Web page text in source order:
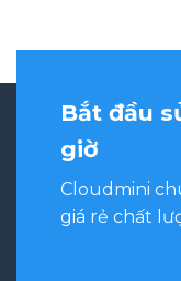
Bắt đầu
giờ
Cloudmini
giá rẻ chất